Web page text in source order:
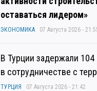
оставаться лидером»
ЭКОНОМИКА 07 Августа 2026 -
В Турции задержали
в сотрудничестве с
ТУРЦИЯ 07 Августа 2026 - 21:42